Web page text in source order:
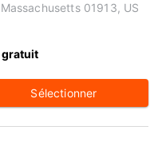
01913, US
gratuit
Sélectionner